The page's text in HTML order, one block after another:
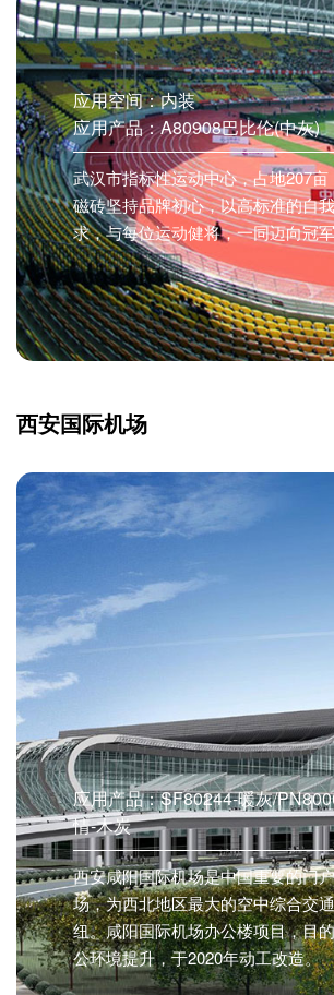
应用空间：内装
应用产品：A80908巴比伦(中灰)
武汉市指标性运动中心，占地207亩
磁砖坚持品牌初心，以高标准的自
求，与每位运动健将，一同迈向冠
西安国际机场
应用产品：SF80244-暖灰/
情-木炭
西安咸阳国际机场是中国重要的门
场，为西北地区最大的空中综合交
纽。咸阳国际机场办公楼项目，目
公环境提升，于2020年动工改造。